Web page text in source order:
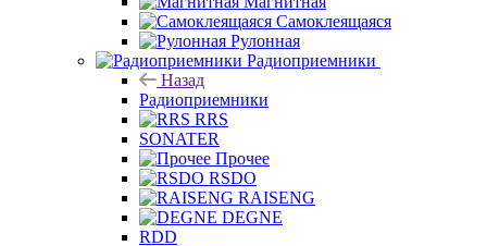
Самоклеящаяся
Рулонная
Радиоприемники
Назад
Радиоприемники
RRS
SONATER
Прочее
RSDO
RAISENG
DEGNE
RDD